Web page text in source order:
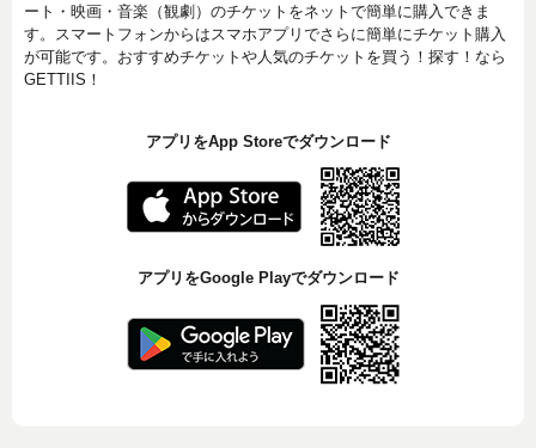
ート・映画・音楽（観劇）のチケットをネットで簡単に購入できま
す。スマートフォンからはスマホアプリでさらに簡単にチケット購入
が可能です。おすすめチケットや人気のチケットを買う！探す！なら
GETTIIS！
アプリをApp Storeでダウンロード
アプリをGoogle Playでダウンロード